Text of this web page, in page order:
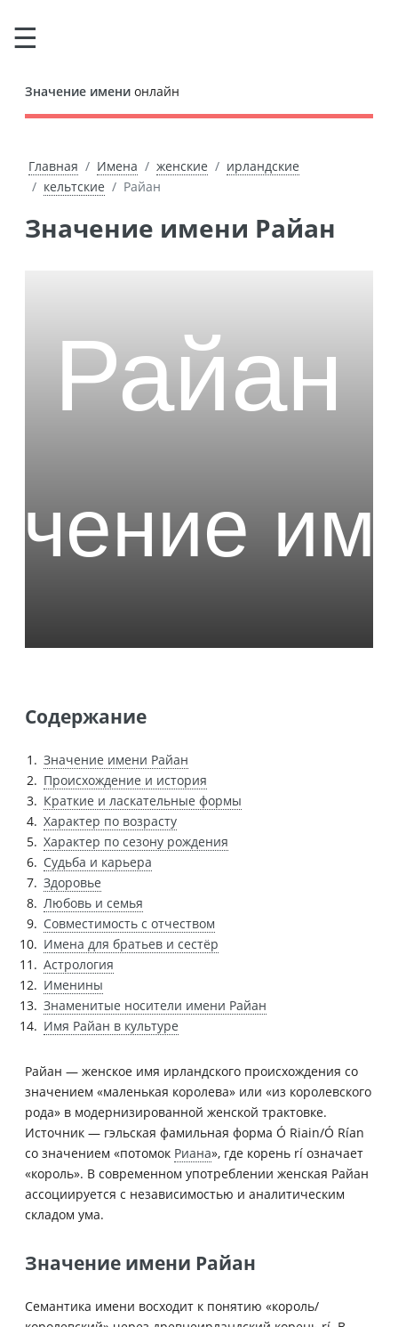
Значение имени онлайн
Главная Имена женские
ирландские
кельтские
Райан
Значение имени Райан
Содержание
Значение имени Райан
Происхождение и история
Краткие и ласкательные формы
Характер по возрасту
Характер по сезону рождения
Судьба и карьера
Здоровье
Любовь и семья
Совместимость с отчеством
Имена для братьев и сестёр
Астрология
Именины
Знаменитые носители имени Райан
Имя Райан в культуре
Райан — женское имя ирландского происхождения со
значением «маленькая королева» или «из королевского
рода» в модернизированной женской трактовке.
Источник — гэльская фамильная форма Ó Riain/Ó Rían
со значением «потомок Риана», где корень rí означает
«король». В современном употреблении женская Райан
ассоциируется с независимостью и аналитическим
складом ума.
Значение имени Райан
Семантика имени восходит к понятию «король/